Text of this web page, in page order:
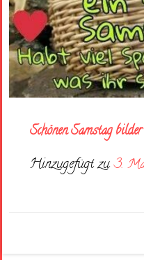
Schönen Samstag
Hinzugefügt zu3.